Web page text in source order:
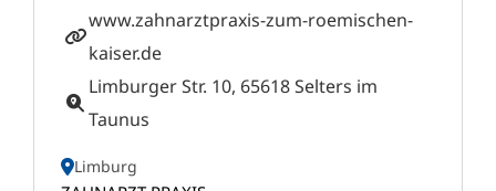
www.zahnarztpraxis-zum-roemischen-
kaiser.de
Limburger Str. 10, 65618 Selters im
Taunus
Limburg